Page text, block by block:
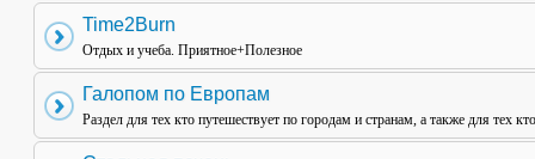
Time2Burn
Отдых и учеба. Приятное+Полезное
Галопом по Европам
Раздел для тех кто путешествует по городам и странам, а также для тех